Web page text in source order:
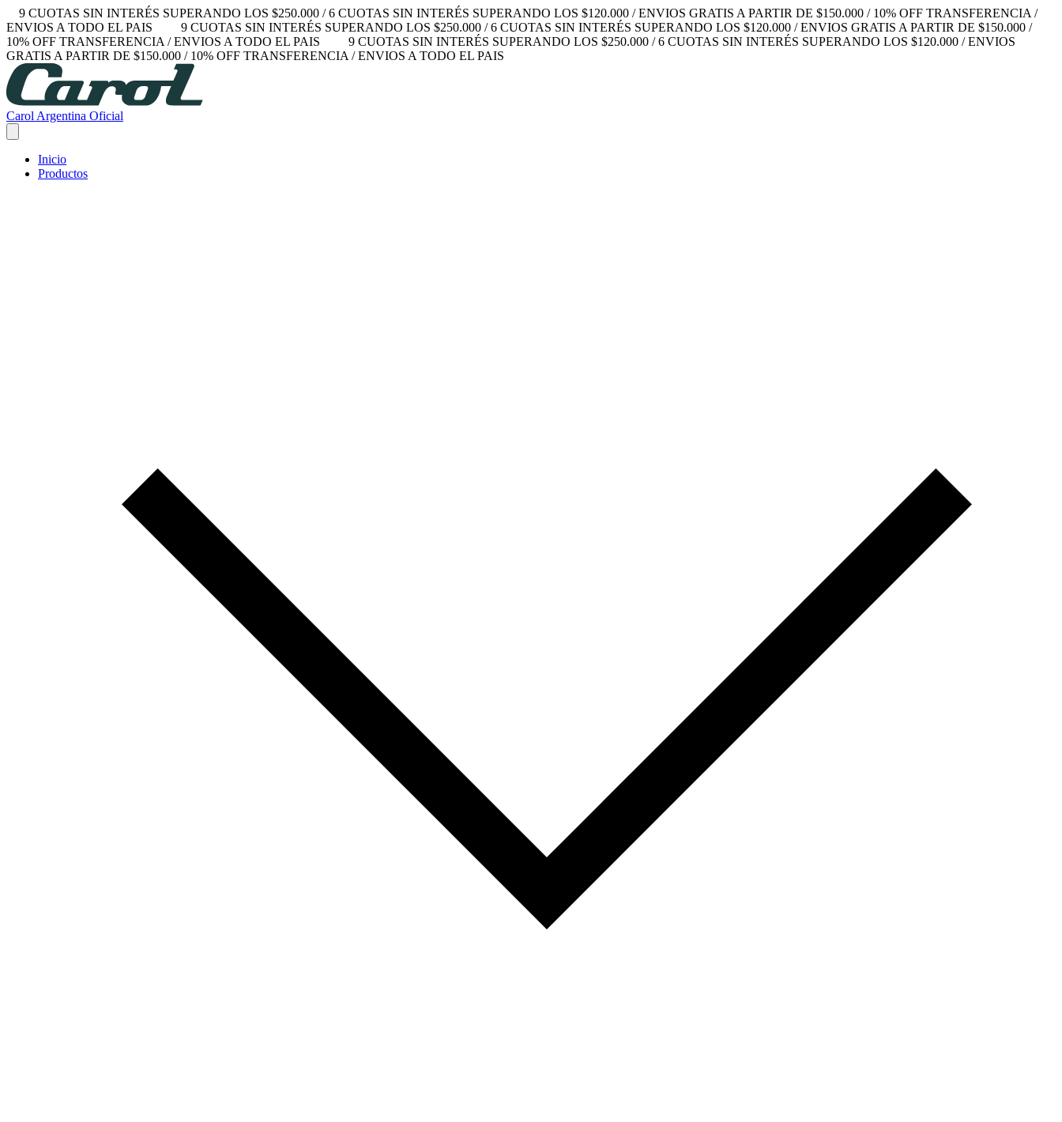
9 CUOTAS SIN INTERÉS SUPERANDO LOS $250.000 / 6 CUOTAS SIN INTERÉS SUPERANDO LOS $120.000 / ENVIOS GRATIS A PARTIR DE $150.000 / 10% OFF TRANSFERENCIA /
ENVIOS A TODO EL PAIS
9 CUOTAS SIN INTERÉS SUPERANDO LOS $250.000 / 6 CUOTAS SIN INTERÉS SUPERANDO LOS $120.000 / ENVIOS GRATIS A PARTIR DE $150.000 /
10% OFF TRANSFERENCIA / ENVIOS A TODO EL PAIS
9 CUOTAS SIN INTERÉS SUPERANDO LOS $250.000 / 6 CUOTAS SIN INTERÉS SUPERANDO LOS $120.000 / ENVIOS
GRATIS A PARTIR DE $150.000 / 10% OFF TRANSFERENCIA / ENVIOS A TODO EL PAIS
Carol Argentina Oficial
Inicio
Productos